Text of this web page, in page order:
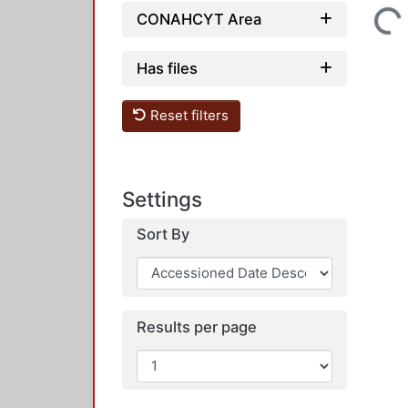
CONAHCYT Area
Has files
Reset filters
Settings
Sort By
Results per page
Loading...